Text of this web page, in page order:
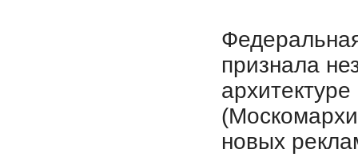
признала
новых